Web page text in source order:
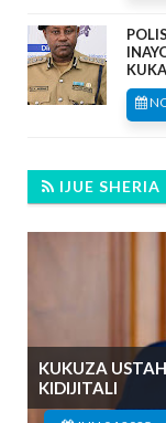
IJUE SHERIA
KUKUZA
KIDIJITALI